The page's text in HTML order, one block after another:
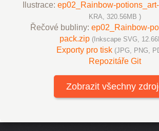
Ilustrace: ep02_Rainbow-
KRA, 320.56MB )
Řečové bubliny: ep02_Rainbow-
pack.zip (Inkscape SVG,
Exporty pro tisk (JPG, PNG,
Repozitáře Git
Zobrazit všechny